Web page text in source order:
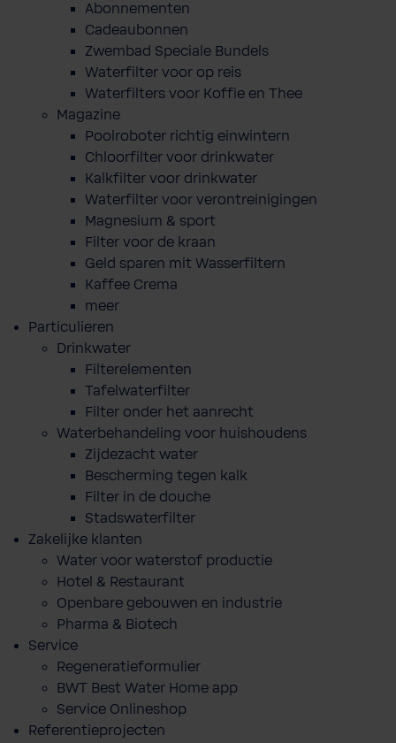
Abonnementen
Cadeaubonnen
Zwembad Speciale Bundels
Waterfilter voor op reis
Waterfilters voor Koffie en Thee
Magazine
Poolroboter richtig einwintern
Chloorfilter voor drinkwater
Kalkfilter voor drinkwater
Waterfilter voor verontreinigingen
Magnesium & sport
Filter voor de kraan
Geld sparen mit Wasserfiltern
Kaffee Crema
meer
Particulieren
Drinkwater
Filterelementen
Tafelwaterfilter
Filter onder het aanrecht
Waterbehandeling voor huishoudens
Zijdezacht water
Bescherming tegen kalk
Filter in de douche
Stadswaterfilter
Zakelijke klanten
Water voor waterstof productie
Hotel & Restaurant
Openbare gebouwen en industrie
Pharma & Biotech
Service
Regeneratieformulier
BWT Best Water Home app
Service Onlineshop
Referentieprojecten